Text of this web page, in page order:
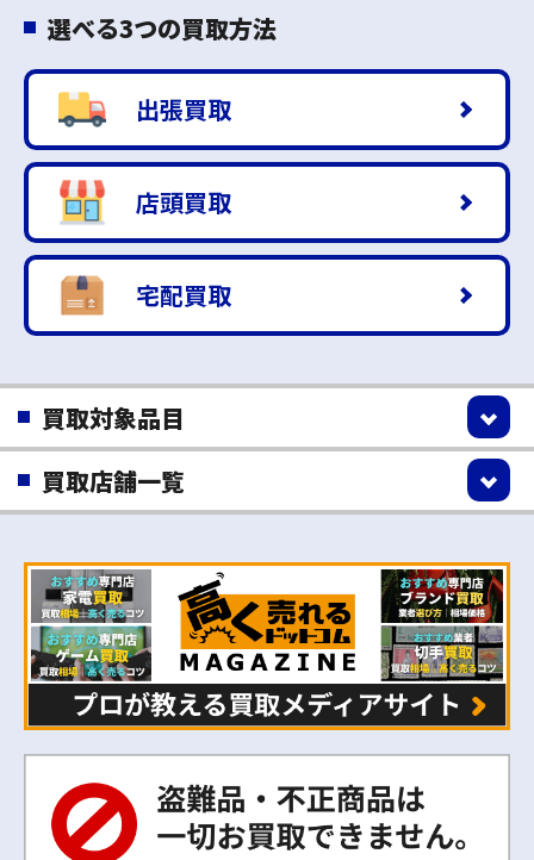
選べる3つの買取方法
出張買取
店頭買取
宅配買取
買取対象品目
買取店舗一覧